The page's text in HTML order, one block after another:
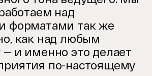
над
форматами так же
как над любым
и именно это делает
по-настоящему